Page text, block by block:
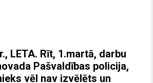
LETA. Rīt, 1.martā, darbu
Pašvaldības policija,
vēl nav izvēlēts un